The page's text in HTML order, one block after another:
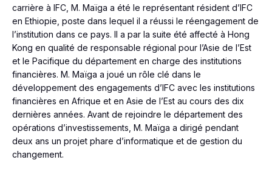
carrière à IFC, M. Maïga a été le représentant résident d’IFC
en Ethiopie, poste dans lequel il a réussi le réengagement de
l’institution dans ce pays. Il a par la suite été affecté à Hong
Kong en qualité de responsable régional pour l’Asie de l’Est
et le Pacifique du département en charge des institutions
financières. M. Maïga a joué un rôle clé dans le
développement des engagements d’IFC avec les institutions
financières en Afrique et en Asie de l’Est au cours des dix
dernières années. Avant de rejoindre le département des
opérations d’investissements, M. Maïga a dirigé pendant
deux ans un projet phare d’informatique et de gestion du
changement.